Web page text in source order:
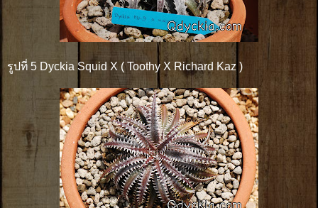
รูปที่ 5 Dyckia Squid X ( Toothy X Richard Kaz )